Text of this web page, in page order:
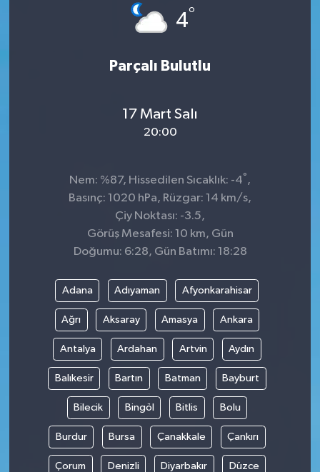
4°
Parçalı Bulutlu
17 Mart Salı
20:00
Nem: %87, Hissedilen Sıcaklık: -4° ,
Basınç: 1020 hPa, Rüzgar: 14 km/s,
Çiy Noktası: -3.5,
Görüş Mesafesi: 10 km, Gün
Doğumu: 6:28, Gün Batımı: 18:28
Adana Adıyaman Afyonkarahisar
Ağrı Aksaray Amasya Ankara
Antalya Ardahan Artvin Aydın
Balıkesir Bartın Batman Bayburt
Bilecik Bingöl Bitlis Bolu
Burdur Bursa Çanakkale Çankırı
Çorum Denizli Diyarbakır Düzce